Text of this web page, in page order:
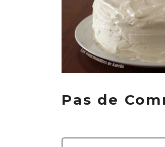
Pas de